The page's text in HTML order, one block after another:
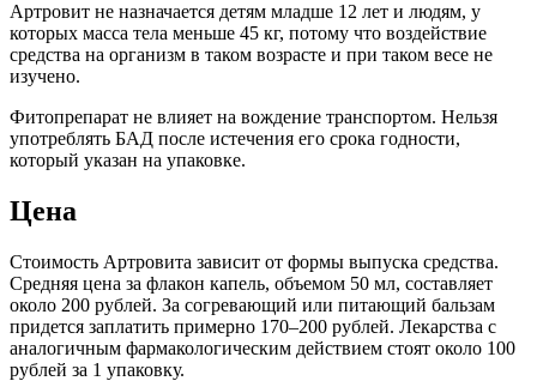
Артровит не назначается детям младше 12 лет и людям, у
которых масса тела меньше 45 кг, потому что воздействие
средства на организм в таком возрасте и при таком весе не
изучено.
Фитопрепарат не влияет на вождение транспортом. Нельзя
употреблять БАД после истечения его срока годности,
который указан на упаковке.
Цена
Стоимость Артровита зависит от формы выпуска средства.
Средняя цена за флакон капель, объемом 50 мл, составляет
около 200 рублей. За согревающий или питающий бальзам
придется заплатить примерно 170–200 рублей. Лекарства с
аналогичным фармакологическим действием стоят около 100
рублей за 1 упаковку.